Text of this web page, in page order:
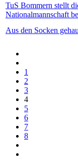
TuS Bommern stellt
Nationalmannschaft
Aus den Socken
1
2
3
4
5
6
7
8